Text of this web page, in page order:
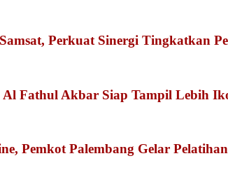
Perkuat Sinergi Tingkatkan
Fathul Akbar Siap Tampil Lebih
Pemkot Palembang Gelar